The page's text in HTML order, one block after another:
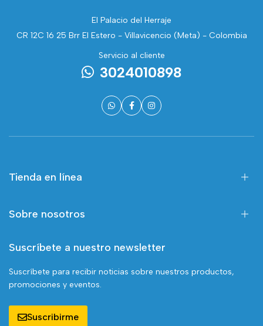
El Palacio del Herraje
CR 12C 16 25 Brr El Estero - Villavicencio (Meta) - Colombia
Servicio al cliente
3024010898
Tienda en línea
Sobre nosotros
Suscríbete a nuestro newsletter
Suscríbete para recibir noticias sobre nuestros productos,
promociones y eventos.
Suscribirme